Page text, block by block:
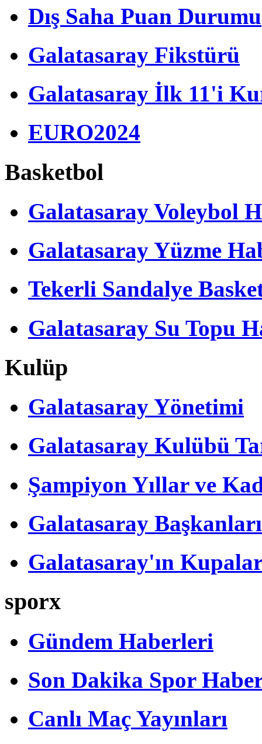
Dış Saha Puan Durumu
Galatasaray Fikstürü
Galatasaray İlk 11'i
EURO2024
Basketbol
Galatasaray Voleybol
Galatasaray Yüzme
Tekerli Sandalye
Galatasaray Su Topu
Kulüp
Galatasaray Yönetimi
Galatasaray Kulübü
Şampiyon Yıllar ve
Galatasaray Başkanları
Galatasaray'ın
sporx
Gündem Haberleri
Son Dakika Spor
Canlı Maç Yayınları